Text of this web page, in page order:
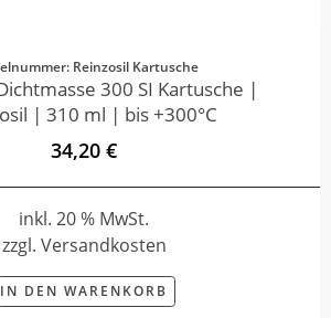
Reinzosil Kartusche
300 SI Kartusche |
| 310 ml | bis +300°C
34,20 €
inkl. 20 % MwSt.
zzgl. Versandkosten
IN DEN WARENKORB